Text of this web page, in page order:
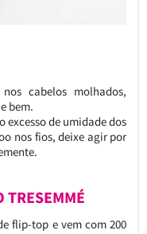
cabelos molhados,
bem.
excesso de umidade dos
nos fios, deixe agir por
TRESEMMÉ
flip-top e vem com 200